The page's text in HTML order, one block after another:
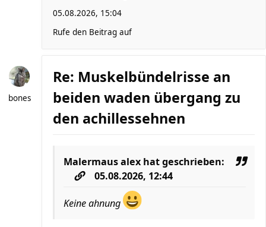
05.08.2026, 15:04
Rufe den Beitrag auf
bones
Re: Muskelbündelrisse an
beiden waden übergang zu
den achillessehnen
Malermaus alex hat geschrieben:
05.08.2026, 12:44
Keine ahnung